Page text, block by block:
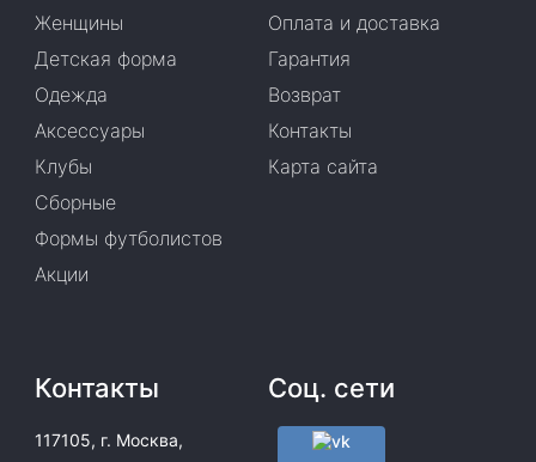
Женщины
Детская форма
Одежда
Аксессуары
Клубы
Сборные
Формы футболистов
Акции
Оплата и доставка
Гарантия
Возврат
Контакты
Карта сайта
Контакты
117105, г. Москва,
Соц. сети